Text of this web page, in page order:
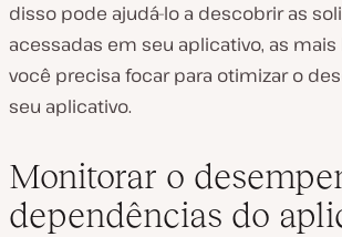
disso pode ajudá-lo a descobrir as
acessadas em seu aplicativo, as
você precisa focar para otimizar o
seu aplicativo.
Monitorar o
dependências do